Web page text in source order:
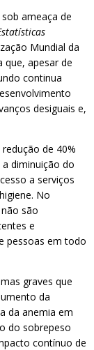
ameaça de
Mundial da
que, apesar de
continua
desiguais e,
de 40%
diminuição do
a serviços
No
são
e
pessoas em todo
graves que
da
da anemia em
do sobrepeso
contínuo de